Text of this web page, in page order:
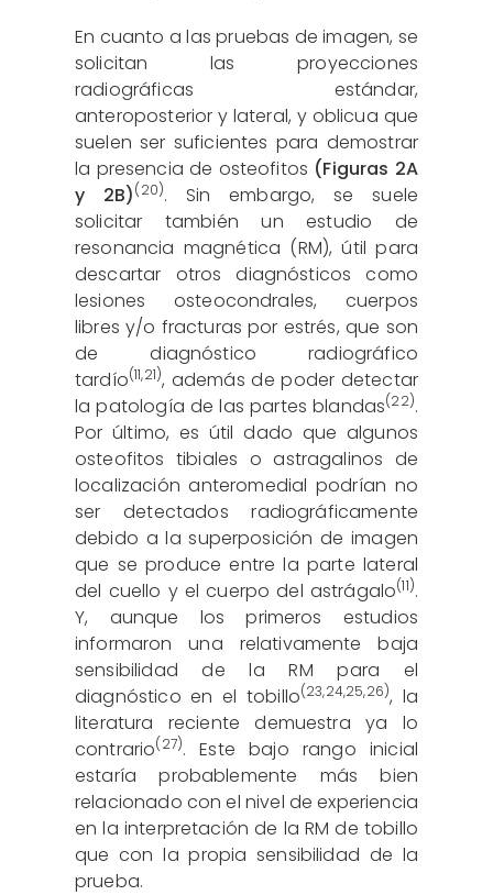
En cuanto a las pruebas de imagen, se
solicitan las proyecciones
radiográficas estándar,
anteroposterior y lateral, y oblicua que
suelen ser suficientes para demostrar
la presencia de osteofitos (Figuras 2A
y 2B)(20). Sin embargo, se suele
solicitar también un estudio de
resonancia magnética (RM), útil para
descartar otros diagnósticos como
lesiones osteocondrales, cuerpos
libres y/o fracturas por estrés, que son
de diagnóstico radiográfico
tardío(11,21), además de poder detectar
la patología de las partes blandas(22).
Por último, es útil dado que algunos
osteofitos tibiales o astragalinos de
localización anteromedial podrían no
ser detectados radiográficamente
debido a la superposición de imagen
que se produce entre la parte lateral
del cuello y el cuerpo del astrágalo(11).
Y, aunque los primeros estudios
informaron una relativamente baja
sensibilidad de la RM para el
diagnóstico en el tobillo(23,24,25,26), la
literatura reciente demuestra ya lo
contrario(27). Este bajo rango inicial
estaría probablemente más bien
relacionado con el nivel de experiencia
en la interpretación de la RM de tobillo
que con la propia sensibilidad de la
prueba.